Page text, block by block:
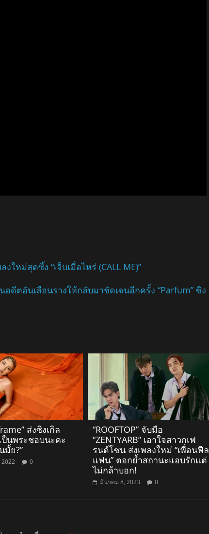
ใหม่สุดซึ้ง “เจ็บเมื่อไหร่ (CALL ME)”
ดีตอันเลือนรางให้กลับมาชัดเจนอีกครั้ง “Parfum” ซิง
ส่งซิงเกิล
ป็นพระชอบนะคะ
มั้ย?”
2022 0
“ROOFTOP” จับมือ
“ZENTYARB” เอาใจสาวกเฟ
รนด์โซน ส่งเพลงใหม่ “เพื่อนฟีล
แฟน” ตอกย้ำสถานะแอบรักแต่
ไม่กล้าบอก!
มีนาคม 8, 2023 0